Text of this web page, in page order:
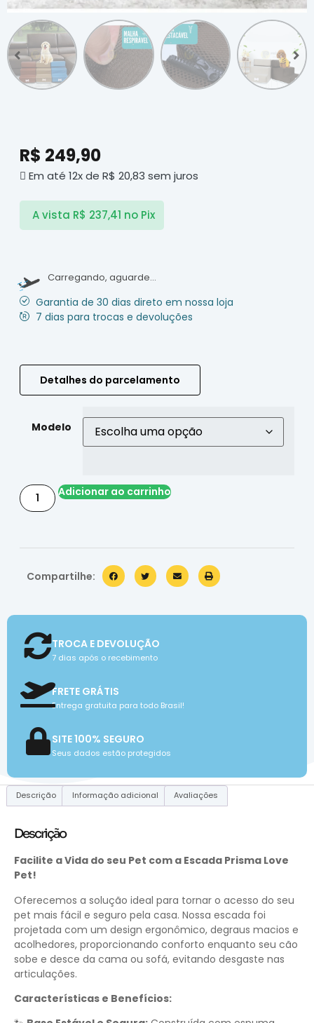
R$ 249,90
Em até 12x de R$ 20,83 sem juros
A vista R$ 237,41 no Pix
Carregando, aguarde...
Garantia de 30 dias direto em nossa loja
7 dias para trocas e devoluções
Detalhes do parcelamento
Modelo
Adicionar ao carrinho
Compartilhe:
TROCA E DEVOLUÇÃO
7 dias após o recebimento
FRETE GRÁTIS
Entrega gratuita para todo Brasil!
SITE 100% SEGURO
Seus dados estão protegidos
Descrição Informação adicional Avaliações
Descrição
Facilite a Vida do seu Pet com a Escada Prisma Love
Pet!
Oferecemos a solução ideal para tornar o acesso do seu
pet mais fácil e seguro pela casa. Nossa escada foi
projetada com um design ergonômico, degraus macios e
acolhedores, proporcionando conforto enquanto seu cão
sobe e desce da cama ou sofá, evitando desgaste nas
articulações.
Características e Benefícios: